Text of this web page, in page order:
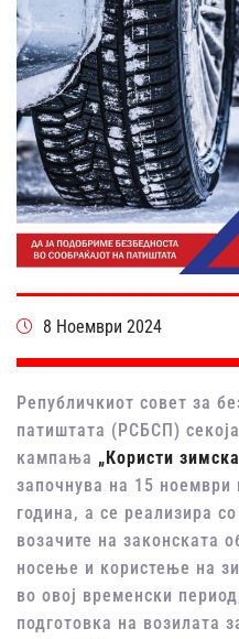
8 Ноември 2024
Републичкиот совет за
патиштата (РСБСП)
кампања „Користи
започнува на 15
година, а се реализира
возачите на законската
носење и користење на
во овој временски
подготовка на возилата